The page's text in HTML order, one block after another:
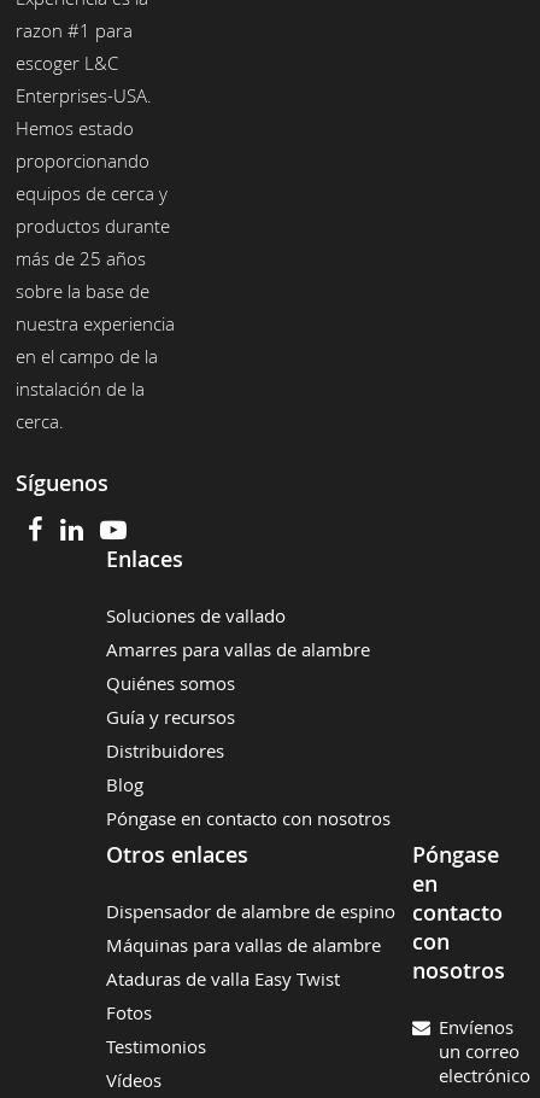
razon #1 para
escoger L&C
Enterprises-USA.
Hemos estado
proporcionando
equipos de cerca y
productos durante
más de 25 años
sobre la base de
nuestra experiencia
en el campo de la
instalación de la
cerca.
Síguenos
Enlaces
Soluciones de vallado
Amarres para vallas de alambre
Quiénes somos
Guía y recursos
Distribuidores
Blog
Póngase en contacto con nosotros
Otros enlaces
Dispensador de alambre de espino
Máquinas para vallas de alambre
Ataduras de valla Easy Twist
Fotos
Testimonios
Vídeos
Póngase
en
contacto
con
nosotros
Envíenos
un correo
electrónico